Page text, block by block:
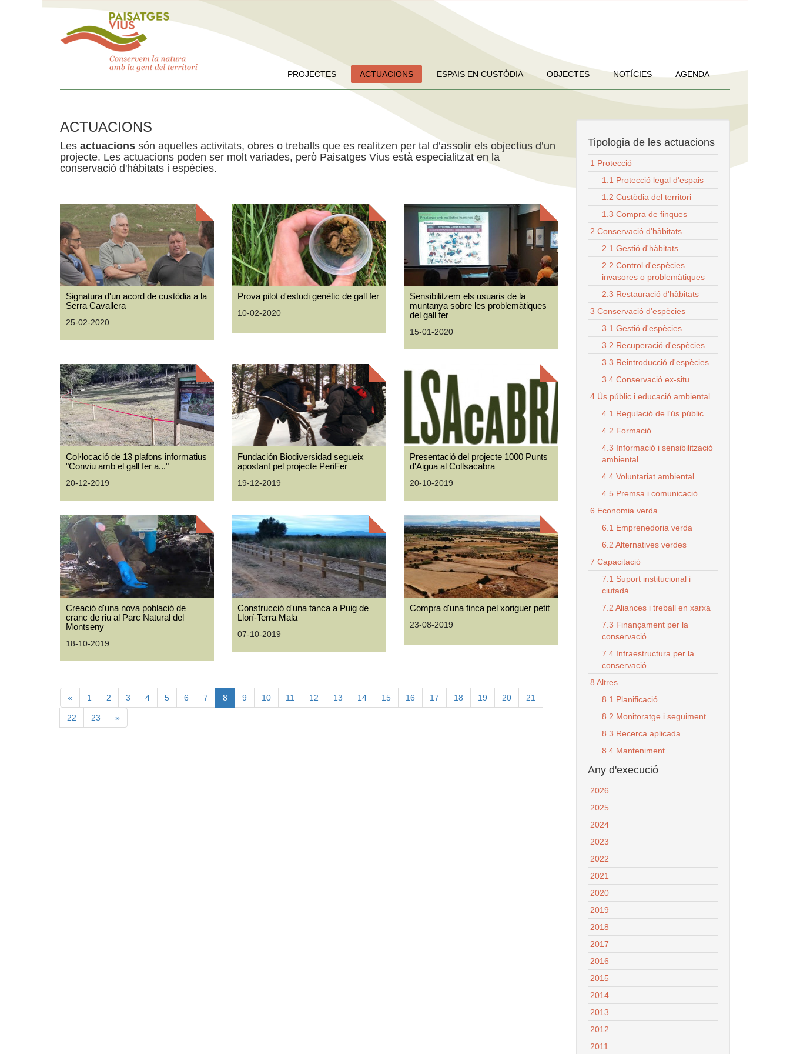
PROJECTES ACTUACIONS ESPAIS EN CUSTÒDIA OBJECTES NOTÍCIES AGENDA
ACTUACIONS
Les actuacions són aquelles activitats, obres o treballs que es realitzen per tal d’assolir els objectius d’un
projecte. Les actuacions poden ser molt variades, però Paisatges Vius està especialitzat en la
conservació d'hàbitats i espècies.
Signatura d'un acord de custòdia a la
Serra Cavallera
25-02-2020
Prova pilot d'estudi genètic de gall fer
10-02-2020
Sensibilitzem els usuaris de la
muntanya sobre les problemàtiques
del gall fer
15-01-2020
Col·locació de 13 plafons informatius
"Conviu amb el gall fer a..."
20-12-2019
Fundación Biodiversidad segueix
apostant pel projecte PeriFer
19-12-2019
Presentació del projecte 1000 Punts
d'Aigua al Collsacabra
20-10-2019
Creació d'una nova població de
cranc de riu al Parc Natural del
Montseny
18-10-2019
Construcció d'una tanca a Puig de
Llorí-Terra Mala
07-10-2019
Compra d'una finca pel xoriguer petit
23-08-2019
« 1 2 3 4 5 6 7 8 9 10 11 12 13 14 15 16 17 18 19 20 21
22 23 »
Tipologia de les actuacions
1 Protecció
1.1 Protecció legal d'espais
1.2 Custòdia del territori
1.3 Compra de finques
2 Conservació d'hàbitats
2.1 Gestió d'hàbitats
2.2 Control d'espècies
invasores o problemàtiques
2.3 Restauració d'hàbitats
3 Conservació d'espècies
3.1 Gestió d'espècies
3.2 Recuperació d'espècies
3.3 Reintroducció d'espècies
3.4 Conservació ex-situ
4 Ús públic i educació ambiental
4.1 Regulació de l'ús públic
4.2 Formació
4.3 Informació i sensibilització
ambiental
4.4 Voluntariat ambiental
4.5 Premsa i comunicació
6 Economia verda
6.1 Emprenedoria verda
6.2 Alternatives verdes
7 Capacitació
7.1 Suport institucional i
ciutadà
7.2 Aliances i treball en xarxa
7.3 Finançament per la
conservació
7.4 Infraestructura per la
conservació
8 Altres
8.1 Planificació
8.2 Monitoratge i seguiment
8.3 Recerca aplicada
8.4 Manteniment
Any d'execució
2026
2025
2024
2023
2022
2021
2020
2019
2018
2017
2016
2015
2014
2013
2012
2011